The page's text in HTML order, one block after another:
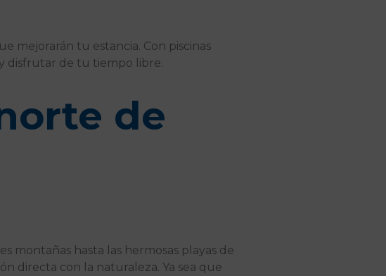
mejorarán tu estancia. Con piscinas
y disfrutar de tu tiempo libre.
de
montañas hasta las hermosas playas de
directa con la naturaleza. Ya sea que